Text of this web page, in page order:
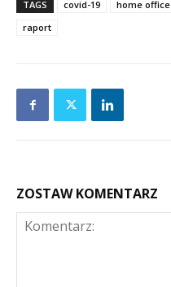
TAGS covid-19 home office
raport
ZOSTAW KOMENTARZ